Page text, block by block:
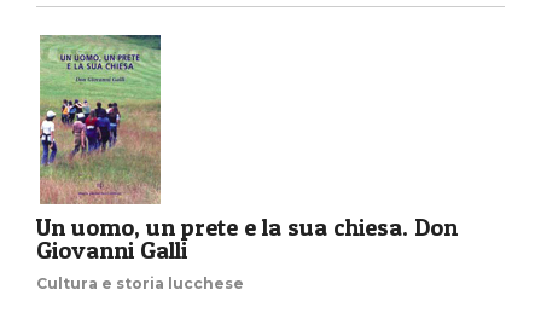
Un uomo, un prete e la sua chiesa. Don
Giovanni Galli
Cultura e storia lucchese